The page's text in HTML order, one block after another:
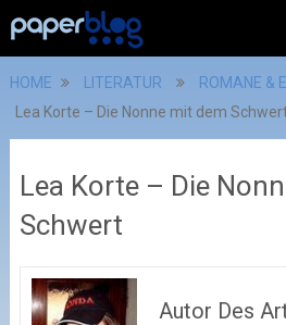
HOME LITERATUR
ROMANE &
Lea Korte – Die Nonne mit dem
Lea Korte – Die
Schwert
Autor Des